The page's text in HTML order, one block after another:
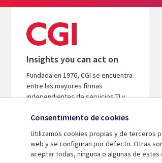
Insights you can act on
Fundada en 1976, CGI se encuentra
entre las mayores firmas
independientes de servicios TI y
Nos basamos en conocimientos y
rendimiento de tus inversiones.
Consentimiento de cookies
Utilizamos cookies propias y de terceros
web y se configuran por defecto. Otras
aceptar todas, ninguna o algunas de